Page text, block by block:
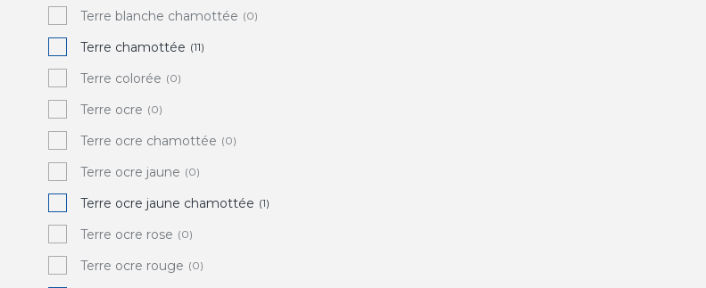
Terre blanche chamottée (0)
Terre chamottée (11)
Terre colorée (0)
Terre ocre (0)
Terre ocre chamottée (0)
Terre ocre jaune (0)
Terre ocre jaune chamottée (1)
Terre ocre rose (0)
Terre ocre rouge (0)